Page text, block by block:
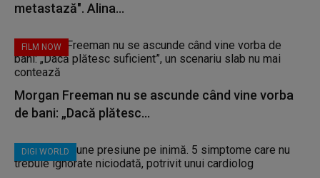
metastază". Alina...
FILM NOW
Morgan Freeman nu se ascunde când vine vorba
de bani: „Dacă plătesc...
DIGI WORLD